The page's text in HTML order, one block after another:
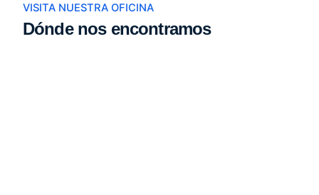
VISITA NUESTRA OFICINA
Dónde nos encontramos